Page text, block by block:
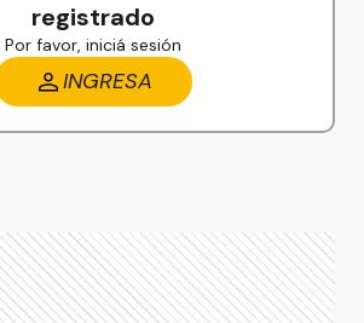
registrado
Por favor, iniciá sesión
INGRESA